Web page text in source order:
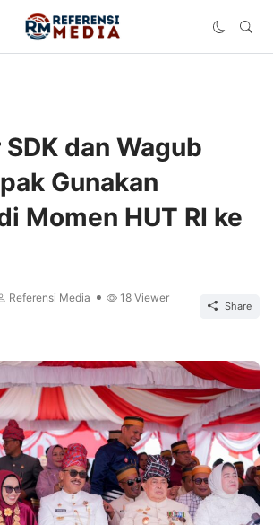
dan Wagub
Gunakan
Momen HUT RI ke
Referensi Media 18 Viewer
Share